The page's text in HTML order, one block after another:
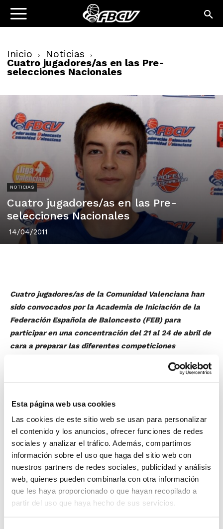
Esta página web usa cookies
Las cookies de este sitio web se usan para personalizar
el contenido y los anuncios, ofrecer funciones de redes
sociales y analizar el tráfico. Además, compartimos
información sobre el uso que haga del sitio web con
nuestros partners de redes sociales, publicidad y análisis
web, quienes pueden combinarla con otra información
que les haya proporcionado o que hayan recopilado a
partir del uso que haya hecho de sus servicios.
Inicio Noticias
Cuatro jugadores/as en las Pre-
selecciones Nacionales
NOTICIAS
Cuatro jugadores/as en las Pre-
selecciones Nacionales
14/04/2011
Cuatro jugadores/as de la Comunidad Valenciana han
sido convocados por la Academia de Iniciación de la
Federación Española de Baloncesto (FEB) para
participar en una concentración del 21 al 24 de abril de
cara a preparar las diferentes competiciones
, del Ros Casares Valencia,
seleccionadores autonómicos
PalaciosyAna Irles.
Borja Soriano
, del Valencia Basket, han
sido incluidos en la Pre-selección Sub-15.
Tanto los dos chicos como las dos chicas forman parte
de las selecciones autonómicas de la Comunidad